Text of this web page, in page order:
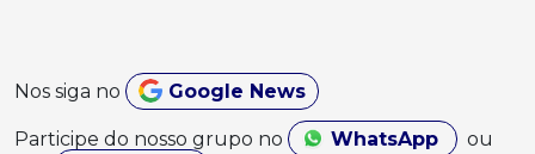
Nos siga no Google News
Participe do nosso grupo no WhatsApp
ou